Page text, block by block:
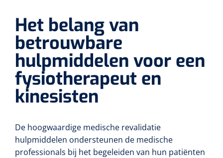
Software
Alcoholmeter
Steriele velden
Chronische wondzorgproducten
Hydrocolloïden
Zilververbanden
Schuimverbanden
Hydrogel
Het belang van
betrouwbare
hulpmiddelen voor een
fysiotherapeut en
kinesisten
De hoogwaardige medische revalidatie
hulpmiddelen ondersteunen de medische
professionals bij het begeleiden van hun patiënten